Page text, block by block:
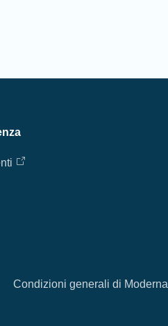
Condizioni generali di Moderna